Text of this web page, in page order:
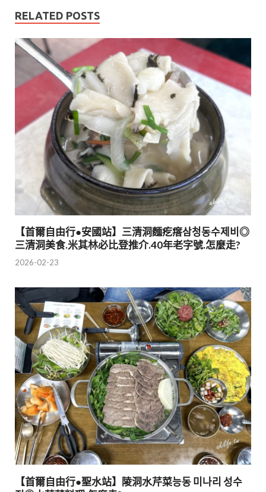
RELATED POSTS
【首爾自由行●安國站】三清洞麵疙瘩삼청동수제비◎
三清洞美食.米其林必比登推介.40年老字號.怎麼走?
2026-02-23
【首爾自由行●聖水站】陵洞水芹菜능동 미나리 성수